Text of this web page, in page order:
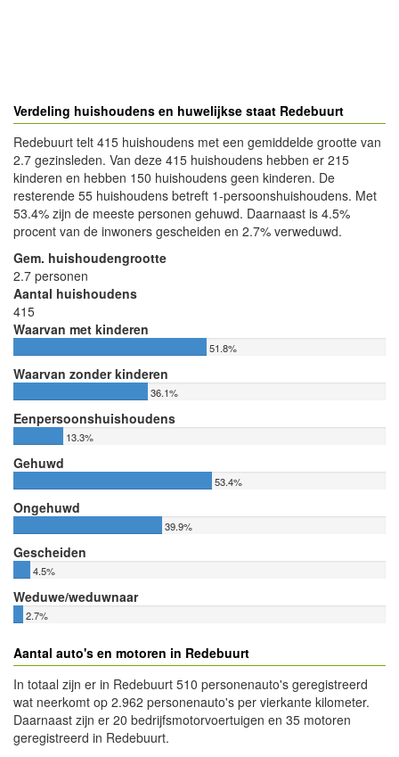
Verdeling huishoudens en huwelijkse staat Redebuurt
Redebuurt telt 415 huishoudens met een gemiddelde grootte van
2.7 gezinsleden. Van deze 415 huishoudens hebben er 215
kinderen en hebben 150 huishoudens geen kinderen. De
resterende 55 huishoudens betreft 1-persoonshuishoudens. Met
53.4% zijn de meeste personen gehuwd. Daarnaast is 4.5%
procent van de inwoners gescheiden en 2.7% verweduwd.
Gem. huishoudengrootte
2.7 personen
Aantal huishoudens
415
Waarvan met kinderen
51.8%
Waarvan zonder kinderen
36.1%
Eenpersoonshuishoudens
13.3%
Gehuwd
53.4%
Ongehuwd
39.9%
Gescheiden
4.5%
Weduwe/weduwnaar
2.7%
Aantal auto's en motoren in Redebuurt
In totaal zijn er in Redebuurt 510 personenauto's geregistreerd
wat neerkomt op 2.962 personenauto's per vierkante kilometer.
Daarnaast zijn er 20 bedrijfsmotorvoertuigen en 35 motoren
geregistreerd in Redebuurt.